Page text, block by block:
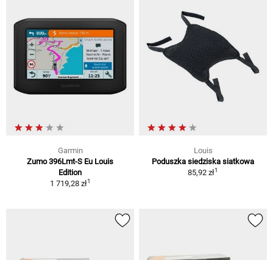
Garmin
Zumo 396Lmt-S Eu Louis
Edition
1 719,28 zł1
Louis
Poduszka siedziska siatkowa
85,92 zł1